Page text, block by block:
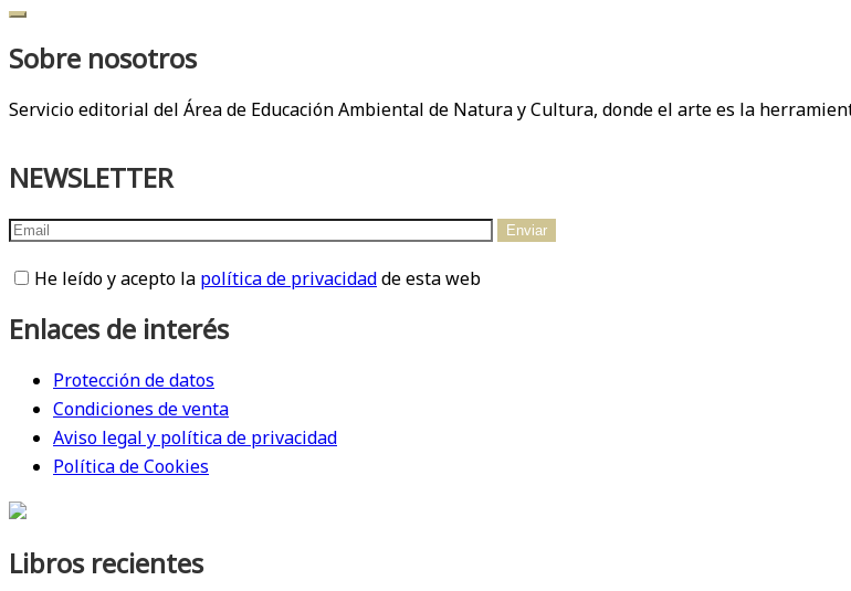
Sobre nosotros
Servicio editorial del Área de Educación Ambiental de Natura y Cultura, donde el arte es la
NEWSLETTER
He leído y acepto la política de privacidadde esta web
Enlaces de interés
Protección de datos
Condiciones de venta
Aviso legal y política de privacidad
Política de Cookies
Libros recientes